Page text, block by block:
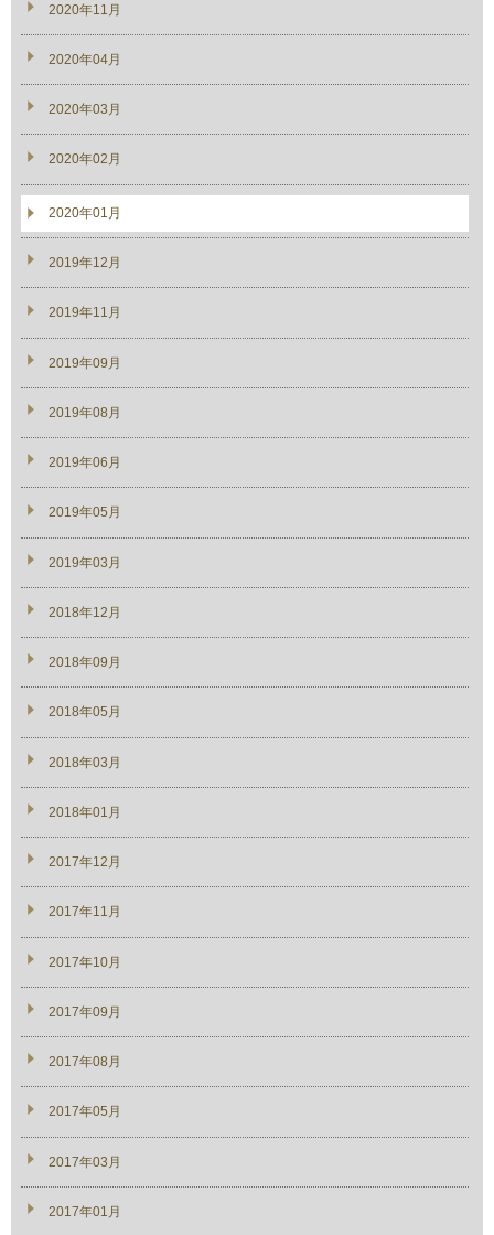
2020年11月
2020年04月
2020年03月
2020年02月
2020年01月
2019年12月
2019年11月
2019年09月
2019年08月
2019年06月
2019年05月
2019年03月
2018年12月
2018年09月
2018年05月
2018年03月
2018年01月
2017年12月
2017年11月
2017年10月
2017年09月
2017年08月
2017年05月
2017年03月
2017年01月